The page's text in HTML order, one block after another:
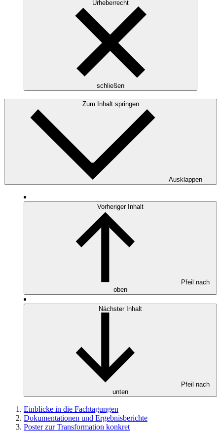
Urheberrecht
schließen
Zum Inhalt springen
Ausklappen
Vorheriger Inhalt
Pfeil nach
oben
Nächster Inhalt
Pfeil nach
unten
Einblicke in die Fachtagungen
Dokumentationen und Ergebnisberichte
Poster zur Transformation konkret